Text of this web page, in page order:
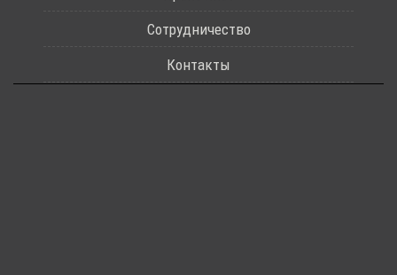
Сотрудничество
Контакты